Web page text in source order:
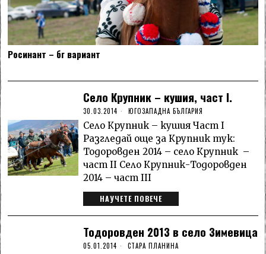
Росинант – бг вариант
Село Крупник – кушия, част I.
30.03.2014 ЮГОЗАПАДНА БЪЛГАРИЯ
Село Крупник – кушия Част I
Разгледай още за Крупник тук:
Тодоровден 2014 – село Крупник –
част II Село Крупник-Тодоровден
2014 – част III
НАУЧЕТЕ ПОВЕЧЕ
Тодоровден 2013 в село Зимевица
05.01.2014 СТАРА ПЛАНИНА